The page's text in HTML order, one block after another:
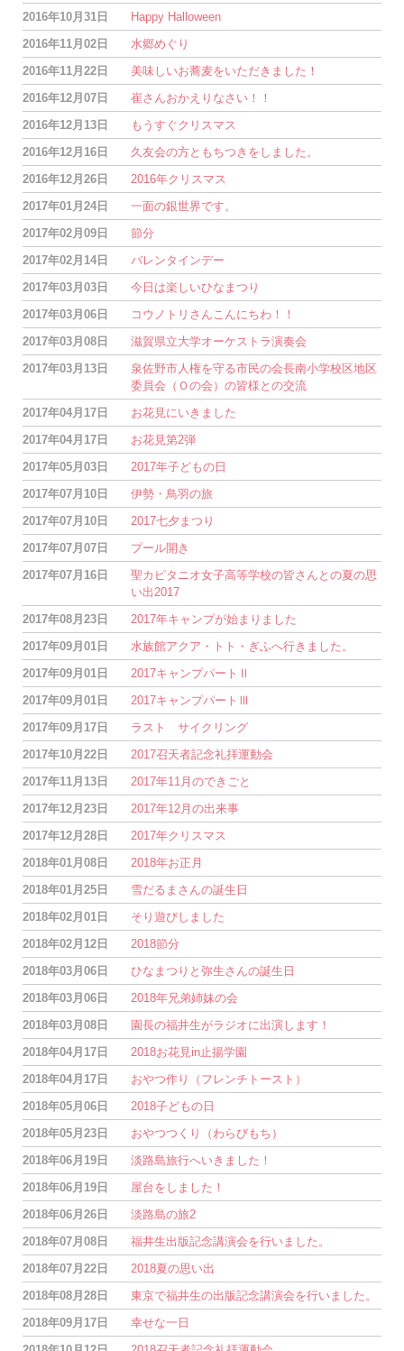
2016年10月31日
Happy Halloween
2016年11月02日
水郷めぐり
2016年11月22日
美味しいお蕎麦をいただきました！
2016年12月07日
崔さんおかえりなさい！！
2016年12月13日
もうすぐクリスマス
2016年12月16日
久友会の方ともちつきをしました。
2016年12月26日
2016年クリスマス
2017年01月24日
一面の銀世界です。
2017年02月09日
節分
2017年02月14日
バレンタインデー
2017年03月03日
今日は楽しいひなまつり
2017年03月06日
コウノトリさんこんにちわ！！
2017年03月08日
滋賀県立大学オーケストラ演奏会
2017年03月13日
泉佐野市人権を守る市民の会長南小学校区地区
委員会（Ｏの会）の皆様との交流
2017年04月17日
お花見にいきました
2017年04月17日
お花見第2弾
2017年05月03日
2017年子どもの日
2017年07月10日
伊勢・鳥羽の旅
2017年07月10日
2017七夕まつり
2017年07月07日
プール開き
2017年07月16日
聖カピタニオ女子高等学校の皆さんとの夏の思
い出2017
2017年08月23日
2017年キャンプが始まりました
2017年09月01日
水族館アクア・トト・ぎふへ行きました。
2017年09月01日
2017キャンプパートⅡ
2017年09月01日
2017キャンプパートⅢ
2017年09月17日
ラスト サイクリング
2017年10月22日
2017召天者記念礼拝運動会
2017年11月13日
2017年11月のできごと
2017年12月23日
2017年12月の出来事
2017年12月28日
2017年クリスマス
2018年01月08日
2018年お正月
2018年01月25日
雪だるまさんの誕生日
2018年02月01日
そり遊びしました
2018年02月12日
2018節分
2018年03月06日
ひなまつりと弥生さんの誕生日
2018年03月06日
2018年兄弟姉妹の会
2018年03月08日
園長の福井生がラジオに出演します！
2018年04月17日
2018お花見in止揚学園
2018年04月17日
おやつ作り（フレンチトースト）
2018年05月06日
2018子どもの日
2018年05月23日
おやつつくり（わらびもち）
2018年06月19日
淡路島旅行へいきました！
2018年06月19日
屋台をしました！
2018年06月26日
淡路島の旅2
2018年07月08日
福井生出版記念講演会を行いました。
2018年07月22日
2018夏の思い出
2018年08月28日
東京で福井生の出版記念講演会を行いました。
2018年09月17日
幸せな一日